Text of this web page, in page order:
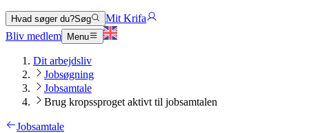
Hvad søger du?Søg
Mit Krifa
Bliv medlem
Menu
Dit arbejdsliv
Jobsøgning
Jobsamtale
Brug kropssproget aktivt til jobsamtalen
Jobsamtale